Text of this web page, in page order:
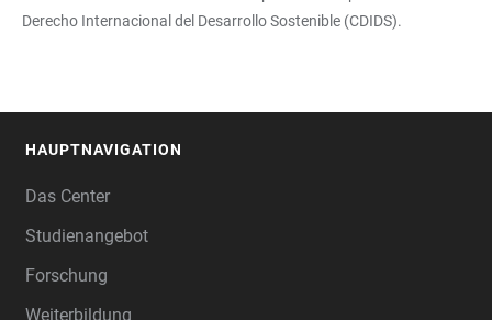
Derecho Internacional del Desarrollo Sostenible (CDIDS).
HAUPTNAVIGATION
Das Center
Studienangebot
Forschung
Weiterbildung